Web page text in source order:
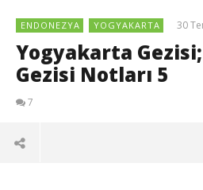
ENDONEZYA YOGYAKARTA 30
Yogyakarta
Gezisi Notları 5
7